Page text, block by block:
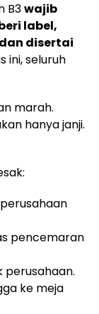
B3wajib
label,
disertai
ini, seluruh
marah.
hanya janji.
pencemaran
perusahaan.
ke meja